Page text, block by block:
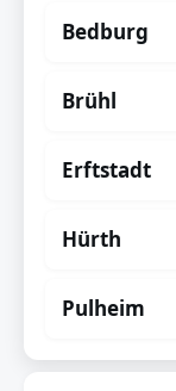
Bedburg
Brühl
Erftstadt
Hürth
Pulheim